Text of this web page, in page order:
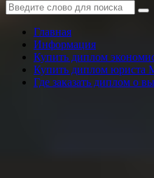
Главная
Информация
Купить диплом
Купить диплом юриста
Где заказать диплом о